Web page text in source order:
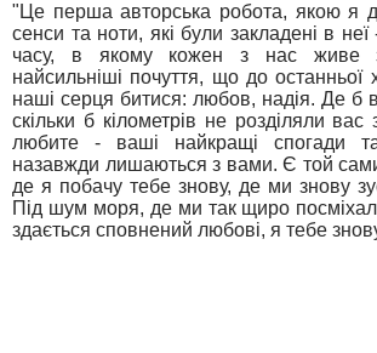
"Це перша авторська робота, якою я
сенси та ноти, які були закладені в
часу, в якому кожен з нас живе
найсильніші почуття, що до
наші серця битися: любов, надія. Де б
скільки б кілометрів не розділяли
любите - ваші найкращі спогади
назавжди лишаються з вами. Є той
де я побачу тебе знову, де ми знову
Під шум моря, де ми так щиро
здається сповнений любові, я тебе